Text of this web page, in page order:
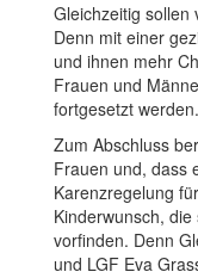
Gleichzeitig
Denn mit einer
und ihnen mehr
Frauen und
fortgesetzt werden.
Zum Abschluss
Frauen und, dass
Karenzregelung
Kinderwunsch,
vorfinden. Denn
und LGF Eva